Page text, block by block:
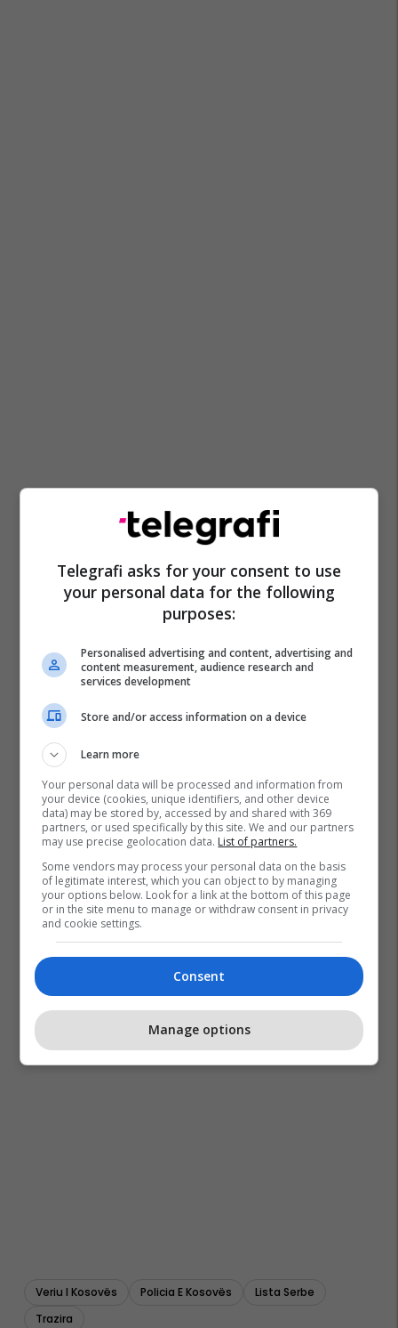
Veriu I Kosovës Policia E Kosovës
Lista Serbe
Trazira
Telegrafi asks for your consent to use
your personal data for the following
purposes:
Personalised advertising and content, advertising and
content measurement, audience research and
services development
Store and/or access information on a device
Learn more
Your personal data will be processed and information from
your device (cookies, unique identifiers, and other device
data) may be stored by, accessed by and shared with 369
partners, or used specifically by this site. We and our partners
may use precise geolocation data. List of partners.
Some vendors may process your personal data on the basis
of legitimate interest, which you can object to by managing
your options below. Look for a link at the bottom of this page
or in the site menu to manage or withdraw consent in privacy
and cookie settings.
Consent
Manage options